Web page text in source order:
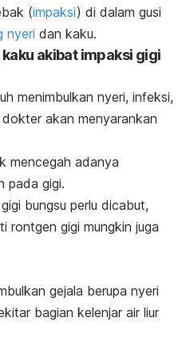
(impaksi) di dalam gusi
nyeri dan kaku.
akibat impaksi gigi
menimbulkan nyeri, infeksi,
akan menyarankan
mencegah adanya
pada gigi.
bungsu perlu dicabut,
rontgen gigi mungkin juga
gejala berupa nyeri
bagian kelenjar air liur